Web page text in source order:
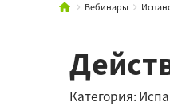
Вебинары
Категория: